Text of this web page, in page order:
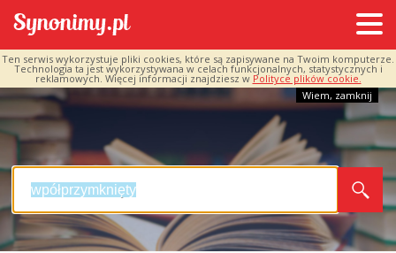
Ten serwis wykorzystuje pliki cookies, które są zapisywane na Twoim komputerze.
Technologia ta jest wykorzystywana w celach funkcjonalnych, statystycznych i
reklamowych. Więcej informacji znajdziesz w Polityce plików cookie.
Wiem, zamknij